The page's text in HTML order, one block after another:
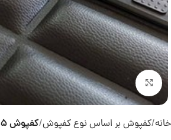
بزرگنمایی تصویر
خانه کفپوش بر اساس نوع کفپوش کفپوش 5 بعدی